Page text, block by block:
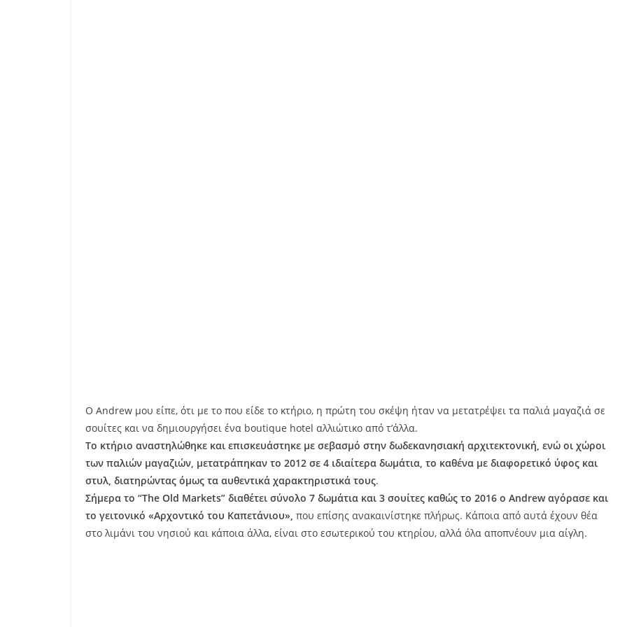
Ο Andrew μου είπε, ότι με το που είδε το κτήριο, η πρώτη του σκέψη ήταν να μετατρέψει τα παλιά μαγαζιά σε
σουίτες και να δημιουργήσει ένα boutique hotel αλλιώτικο από τ’άλλα.
Το κτήριο αναστηλώθηκε και επισκευάστηκε με σεβασμό στην δωδεκανησιακή αρχιτεκτονική, ενώ οι χώροι
των παλιών μαγαζιών, μετατράπηκαν το 2012 σε 4 ιδιαίτερα δωμάτια, το καθένα με διαφορετικό ύφος και
στυλ, διατηρώντας όμως τα αυθεντικά χαρακτηριστικά τους.
Σήμερα το “The Old Markets” διαθέτει σύνολο 7 δωμάτια και 3 σουίτες καθώς το 2016 ο Andrew αγόρασε και
το γειτονικό «Αρχοντικό του Καπετάνιου», που επίσης ανακαινίστηκε πλήρως. Κάποια από αυτά έχουν θέα
στο λιμάνι του νησιού και κάποια άλλα, είναι στο εσωτερικού του κτηρίου, αλλά όλα αποπνέουν μια αίγλη.